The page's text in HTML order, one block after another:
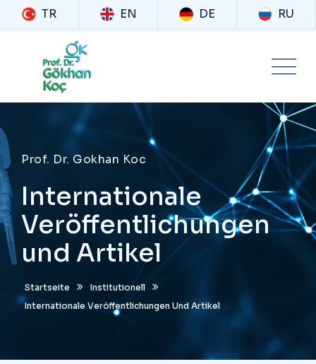
TR EN DE RU
Prof. Dr. Gokhan Koc
Internationale
Veröffentlichungen
und Artikel
Startseite
Institutionell
Internationale Veröffentlichungen Und Artikel